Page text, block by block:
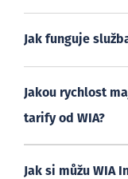
Jak funguje
Jakou rychlost
tarify od WIA?
Jak si můžu WIA